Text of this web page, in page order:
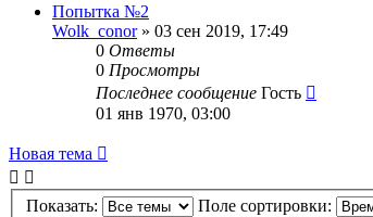
Попытка №2
Wolk_conor» 03 сен 2019, 17:49
0 Ответы
0 Просмотры
Последнее сообщение Гость
01 янв 1970, 03:00
Новая тема
Показать: Поле сортировки: